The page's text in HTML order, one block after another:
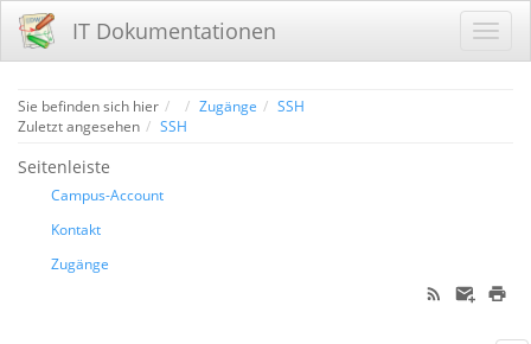
IT Dokumentationen
Sie befinden sich hier Home
Zugänge
SSH
Zuletzt angesehen
SSH
Seitenleiste
Campus-Account
Kontakt
Zugänge